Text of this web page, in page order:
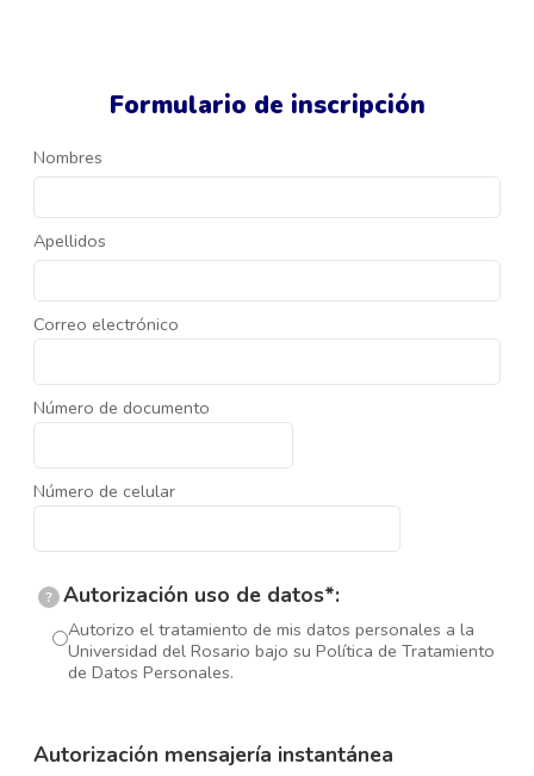
Formulario de inscripción
Nombres
Apellidos
Correo electrónico
Número de documento
Número de celular
? Autorización uso de datos*:
Autorizo el tratamiento de mis datos personales a la
Universidad del Rosario bajo su Política de Tratamiento
de Datos Personales.
Autorización mensajería instantánea